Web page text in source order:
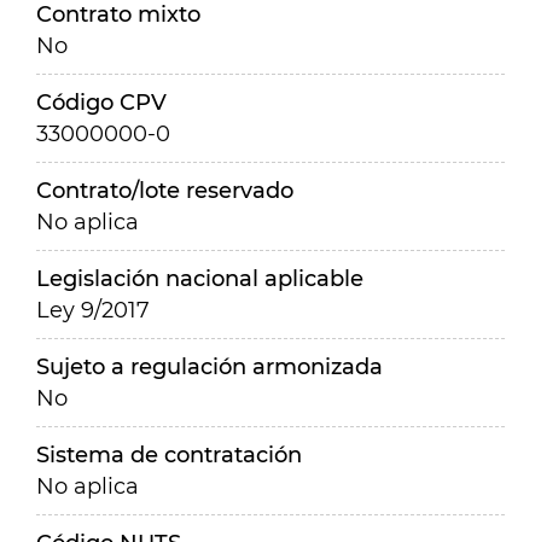
Contrato mixto
No
Código CPV
33000000-0
Contrato/lote reservado
No aplica
Legislación nacional aplicable
Ley 9/2017
Sujeto a regulación armonizada
No
Sistema de contratación
No aplica